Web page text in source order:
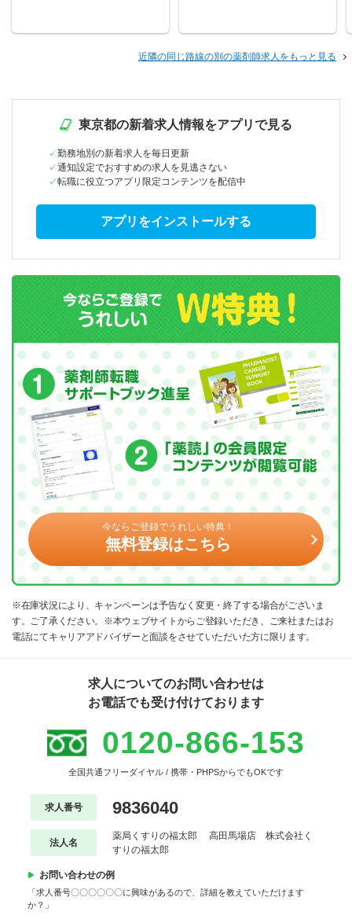
近隣の同じ路線の別の薬剤師求人をもっと見る
東京都の新着求人情報をアプリで見る
勤務地別の新着求人を毎日更新
通知設定でおすすめの求人を見逃さない
転職に役立つアプリ限定コンテンツを配信中
アプリをインストールする
今ならご登録でうれしい特典！
無料登録はこちら
※在庫状況により、キャンペーンは予告なく変更・終了する場合がございま
す。ご了承ください。※本ウェブサイトからご登録いただき、ご来社またはお
電話にてキャリアアドバイザーと面談をさせていただいた方に限ります。
求人についてのお問い合わせは
お電話でも受け付けております
0120-866-153
全国共通フリーダイヤル / 携帯・PHPSからでもOKです
求人番号 9836040
法人名
薬局くすりの福太郎 高田馬場店 株式会社く
すりの福太郎
お問い合わせの例
「求人番号〇〇〇〇〇〇に興味があるので、詳細を教えていただけます
か？」